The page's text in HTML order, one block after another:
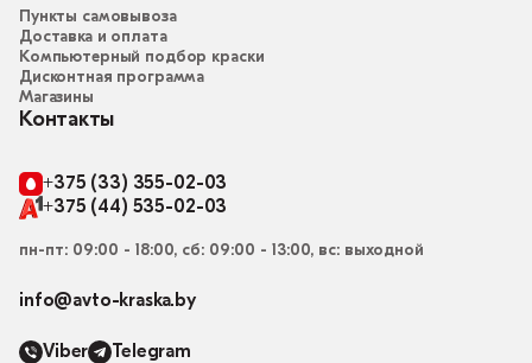
Пункты самовывоза
Доставка и оплата
Компьютерный подбор краски
Дисконтная программа
Магазины
Контакты
+375 (33) 355-02-03
+375 (44) 535-02-03
пн-пт: 09:00 - 18:00, сб: 09:00 - 13:00, вс: выходной
info@avto-kraska.by
Viber Telegram